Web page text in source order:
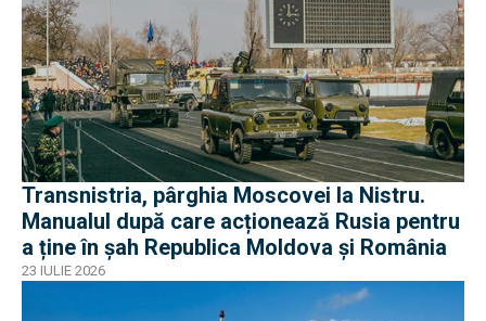
Transnistria, pârghia Moscovei la Nistru.
Manualul după care acționează Rusia pentru
a ține în șah Republica Moldova și România
23 IULIE 2026